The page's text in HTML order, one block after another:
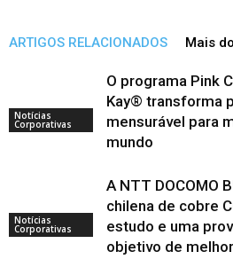
ARTIGOS RELACIONADOS Mais
Notícias
Corporativas
O programa Pink
Kay® transforma
mensurável para
mundo
Notícias
Corporativas
A NTT DOCOMO
chilena de cobre
estudo e uma
objetivo de